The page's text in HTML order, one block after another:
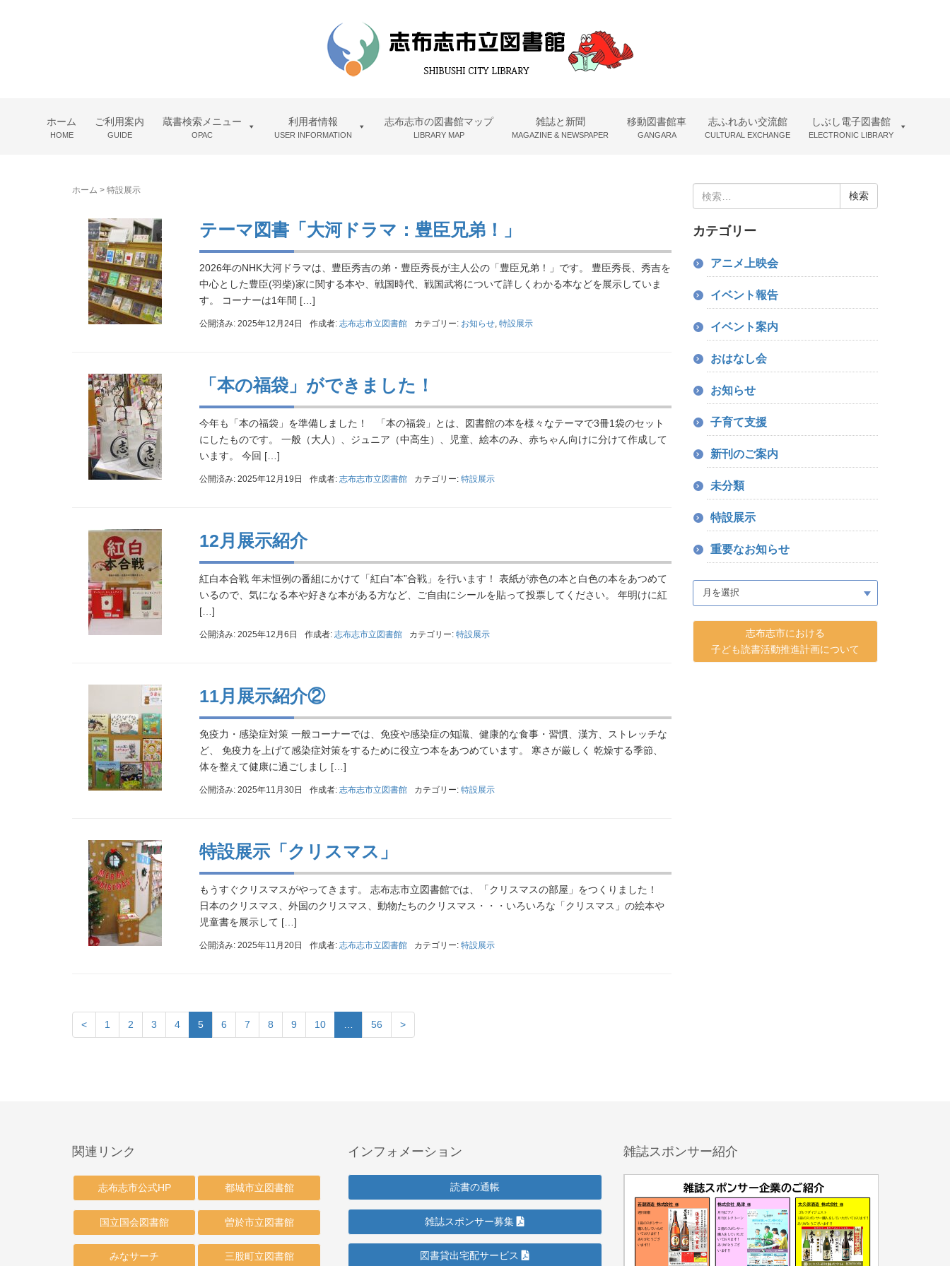
ホーム
HOME
ご利用案内
GUIDE
蔵書検索メニュー
OPAC
利用者情報
USER INFORMATION
志布志市の図書館マップ
LIBRARY MAP
雑誌と新聞
MAGAZINE & NEWSPAPER
移動図書館車
GANGARA
志ふれあい交流館
CULTURAL EXCHANGE
しぶし電子図書館
ELECTRONIC LIBRARY
ホーム > 特設展示
テーマ図書「大河ドラマ：豊臣兄弟！」
2026年のNHK大河ドラマは、豊臣秀吉の弟・豊臣秀長が主人公の「豊臣兄弟！」です。 豊臣秀長、秀吉を
中心とした豊臣(羽柴)家に関する本や、戦国時代、戦国武将について詳しくわかる本などを展示していま
す。 コーナーは1年間 […]
公開済み: 2025年12月24日 作成者: 志布志市立図書館 カテゴリー: お知らせ, 特設展示
「本の福袋」ができました！
今年も「本の福袋」を準備しました！ 「本の福袋」とは、図書館の本を様々なテーマで3冊1袋のセット
にしたものです。 一般（大人）、ジュニア（中高生）、児童、絵本のみ、赤ちゃん向けに分けて作成して
います。 今回 […]
公開済み: 2025年12月19日 作成者: 志布志市立図書館 カテゴリー: 特設展示
12月展示紹介
紅白本合戦 年末恒例の番組にかけて「紅白”本”合戦」を行います！ 表紙が赤色の本と白色の本をあつめて
いるので、気になる本や好きな本がある方など、ご自由にシールを貼って投票してください。 年明けに紅
[…]
公開済み: 2025年12月6日 作成者: 志布志市立図書館 カテゴリー: 特設展示
11月展示紹介②
免疫力・感染症対策 一般コーナーでは、免疫や感染症の知識、健康的な食事・習慣、漢方、ストレッチな
ど、 免疫力を上げて感染症対策をするために役立つ本をあつめています。 寒さが厳しく 乾燥する季節、
体を整えて健康に過ごしまし […]
公開済み: 2025年11月30日 作成者: 志布志市立図書館 カテゴリー: 特設展示
特設展示「クリスマス」
もうすぐクリスマスがやってきます。 志布志市立図書館では、「クリスマスの部屋」をつくりました！
日本のクリスマス、外国のクリスマス、動物たちのクリスマス・・・いろいろな「クリスマス」の絵本や
児童書を展示して […]
公開済み: 2025年11月20日 作成者: 志布志市立図書館 カテゴリー: 特設展示
< 1 2 3 4 5 6 7 8 9 10 … 56 >
索:
カテゴリー
アニメ上映会
イベント報告
イベント案内
おはなし会
お知らせ
子育て支援
新刊のご案内
未分類
特設展示
重要なお知らせ
志布志市における
子ども読書活動推進計画について
関連リンク
志布志市公式HP
国立国会図書館
みなサーチ
都城市立図書館
曽於市立図書館
三股町立図書館
インフォメーション
読書の通帳
雑誌スポンサー募集
図書貸出宅配サービス
雑誌スポンサー紹介